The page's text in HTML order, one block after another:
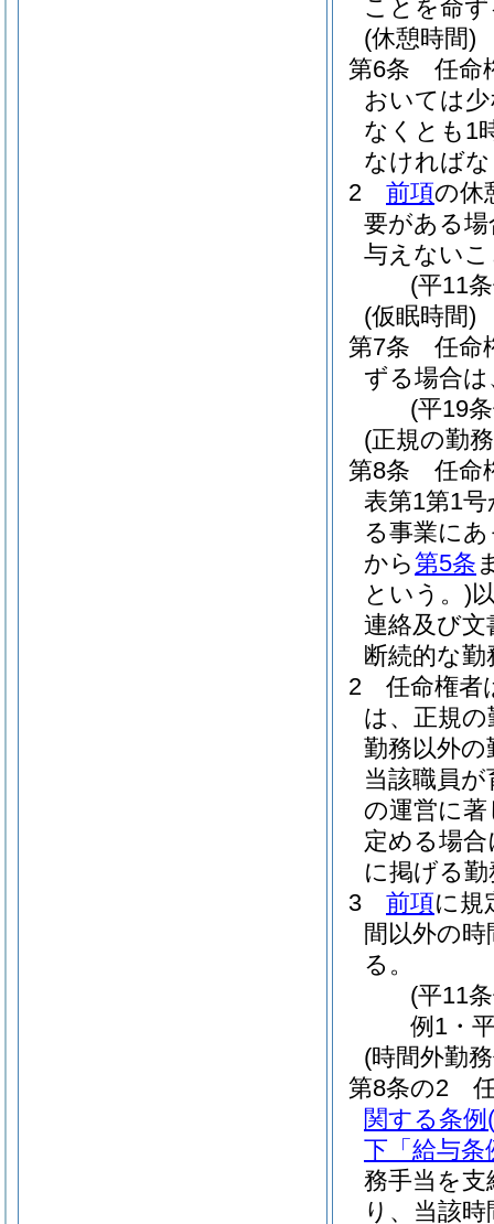
ことを命
(休憩時間)
第6条
任命
おいては
なくとも1
なければ
2
前項の休
要がある
与えない
(平11
(仮眠時間)
第7条
任命
ずる場合
(平19
(正規の勤
第8条
任命
表第1第1
る事業に
から第5条
という。)
連絡及び
断続的な
2
任命権者
は、正規
勤務以外
当該職員
の運営に
定める場
に掲げる
3
前項に規
間以外の
る。
(平11
例1・
(時間外勤
第8条の2
関する条例
下「給与条
務手当を
り、当該